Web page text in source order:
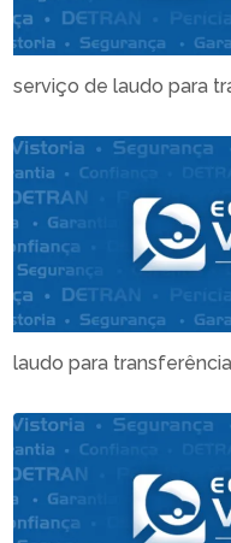
serviço de laudo para
laudo para